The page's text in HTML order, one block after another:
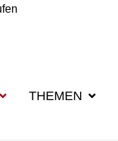
THEMEN